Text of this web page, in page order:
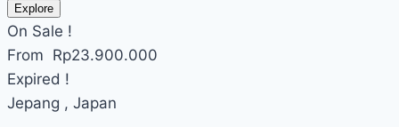
Explore
On Sale !
From Rp23.900.000
Expired !
Jepang , Japan